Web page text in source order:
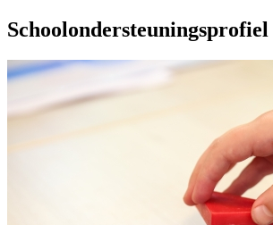
Schoolondersteuningsprofiel